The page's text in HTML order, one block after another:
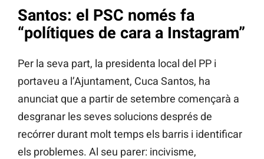
Santos: el PSC només fa
“polítiques de cara a Instagram”
Per la seva part, la presidenta local del PP i
portaveu a l’Ajuntament, Cuca Santos, ha
anunciat que a partir de setembre començarà a
desgranar les seves solucions després de
recórrer durant molt temps els barris i identificar
els problemes. Al seu parer: incivisme,